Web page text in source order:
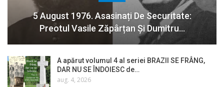
5 August 1976. Asasinați De Securitate:
Preotul Vasile Zăpârțan Și Dumitru…
A apărut volumul 4 al seriei BRAZII SE FRÂNG,
DAR NU SE ÎNDOIESC de…
aug. 4, 2026